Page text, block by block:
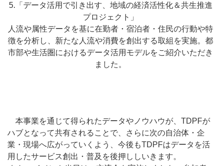
5.「データ活用で引き出す、地域の経済活性化＆共生推進
プロジェクト」
人流や属性データを基に在勤者・宿泊者・住民の行動や特
徴を分析し、新たな人流や消費を創出する取組を実施。都
市部や生活圏におけるデータ活用モデルをご紹介いただき
ました。
本事業を通じて得られたデータやノウハウが、TDPFが
ハブとなって共有されることで、さらに次の自治体・企
業・現場へ広がっていくよう、今後もTDPFはデータを活
用したサービス創出・普及を後押ししいきます。